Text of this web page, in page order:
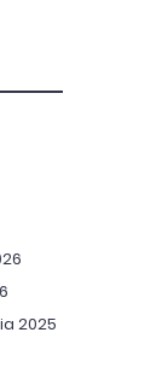
2025